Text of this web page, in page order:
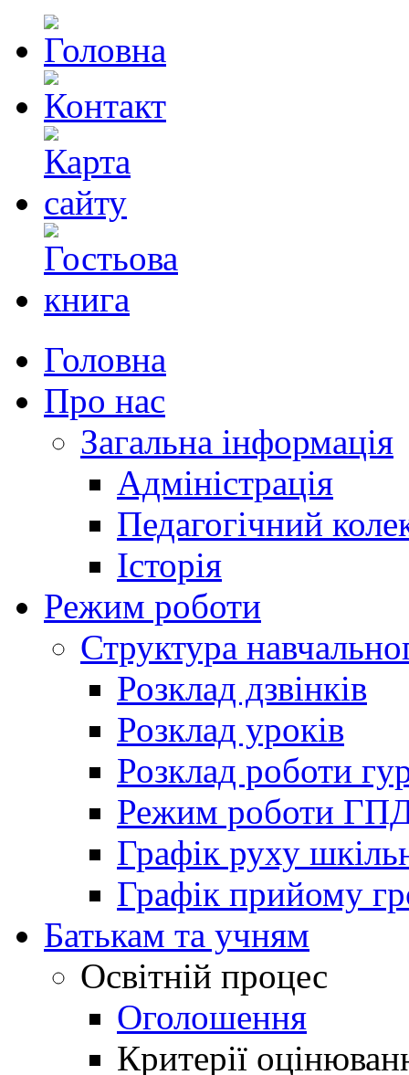
Головна
Про нас
Загальна інформація
Адміністрація
Педагогічний
Історія
Режим роботи
Структура
Розклад дзвінків
Розклад уроків
Розклад роботи
Режим роботи
Графік руху
Графік прийому
Батькам та учням
Освітній процес
Оголошення
Критерії